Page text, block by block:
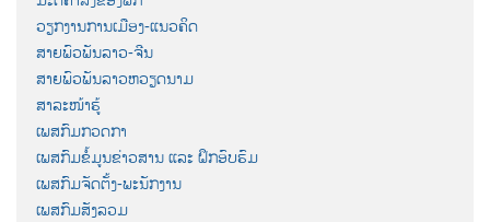
ວຽກງານການເມືອງ-ແນວຄິດ
ສາຍພົວພັນລາວ-ຈີນ
ສາຍພົວພັນລາວຫວຽດນາມ
ສາລະໜ້າຮູ້
ເພສກົມກວດກາ
ເພສກົມຂໍ້ມູນຂ່າວສານ ແລະ ຝຶກອົບຮົມ
ເພສກົມຈັດຕັ້ງ-ພະນັກງານ
ເພສກົມສັງລວມ